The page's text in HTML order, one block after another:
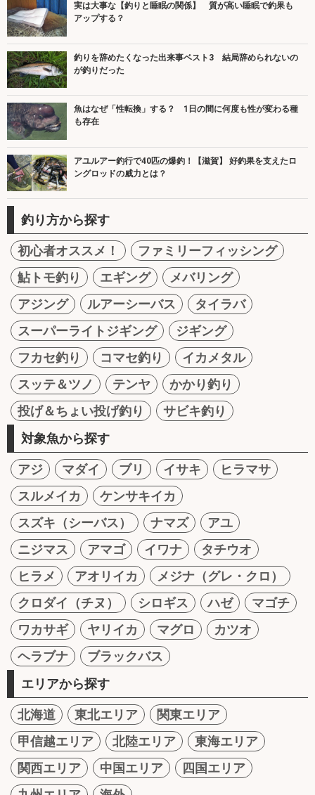
実は大事な【釣りと睡眠の関係】 質が高い睡眠で釣果も
アップする？
釣りを辞めたくなった出来事ベスト3 結局辞められないの
が釣りだった
魚はなぜ「性転換」する？ 1日の間に何度も性が変わる種
も存在
アユルアー釣行で40匹の爆釣！【滋賀】 好釣果を支えたロ
ングロッドの威力とは？
釣り方から探す
初心者オススメ！
ファミリーフィッシング
鮎トモ釣り
エギング
メバリング
アジング
ルアーシーバス
タイラバ
スーパーライトジギング
ジギング
フカセ釣り
コマセ釣り
イカメタル
スッテ＆ツノ
テンヤ
かかり釣り
投げ＆ちょい投げ釣り
サビキ釣り
対象魚から探す
アジ マダイ ブリ イサキ
ヒラマサ
スルメイカ
ケンサキイカ
スズキ（シーバス）
ナマズ
アユ
ニジマス
アマゴ イワナ
タチウオ
ヒラメ
アオリイカ
メジナ（グレ・クロ）
クロダイ（チヌ）
シロギス ハゼ
マゴチ
ワカサギ
ヤリイカ マグロ
カツオ
ヘラブナ
ブラックバス
エリアから探す
北海道 東北エリア
関東エリア
甲信越エリア
北陸エリア
東海エリア
関西エリア
中国エリア
四国エリア